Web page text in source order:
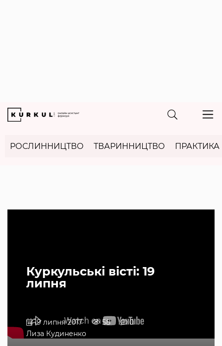
РОСЛИННИЦТВО ТВАРИННИЦТВО ПРАКТИКА
Куркульські вісті: 19
липня
19 липня 2017 58
0
Лиза Кудиненко